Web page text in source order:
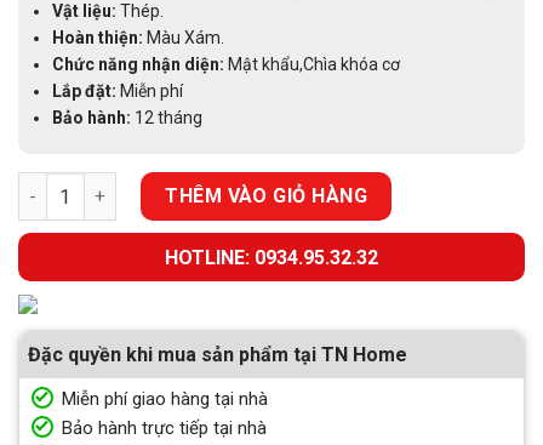
Vật liệu: Thép.
Hoàn thiện: Màu Xám.
Chức năng nhận diện: Mật khẩu,Chìa khóa cơ
Lắp đặt: Miễn phí
Bảo hành: 12 tháng
KÉT SẮT MỞ TRƯỚC SB-600 HAFELE 836.29.511 số lượng
THÊM VÀO GIỎ HÀNG
HOTLINE: 0934.95.32.32
Đặc quyền khi mua sản phẩm tại TN Home
Miễn phí giao hàng tại nhà
Bảo hành trực tiếp tại nhà